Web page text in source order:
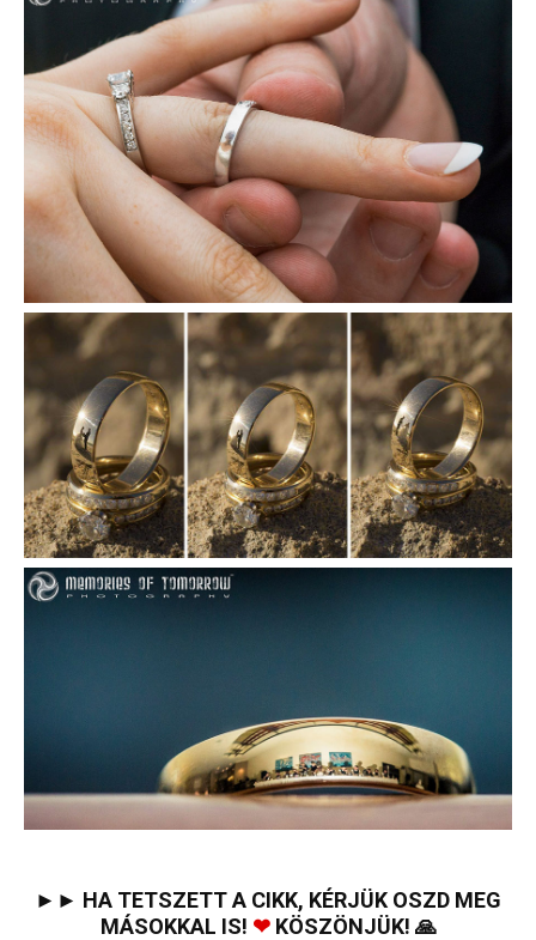
►► HA TETSZETT A CIKK, KÉRJÜK OSZD MEG
MÁSOKKAL IS! ❤KÖSZÖNJÜK! 🙏